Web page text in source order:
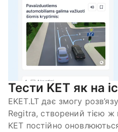
Тести KET як на
EKET.LT дає змогу
Regitra, створений тією ж
KET постійно